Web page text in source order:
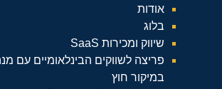
אודות
בלוג
שיווק ומכירות SaaS
פריצה לשווקים הבינלאומיים עם
במיקור חוץ